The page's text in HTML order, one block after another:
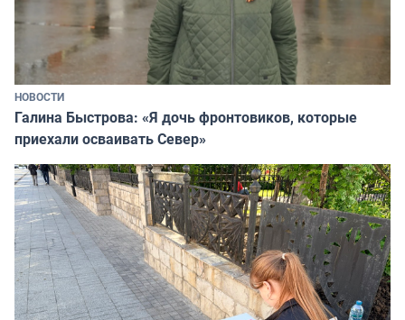
НОВОСТИ
Галина Быстрова: «Я дочь фронтовиков, которые
приехали осваивать Север»